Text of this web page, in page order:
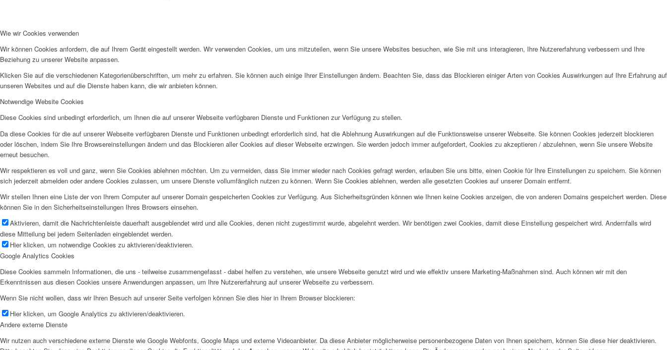
Wie wir Cookies verwenden
Wir können Cookies anfordern, die auf Ihrem Gerät eingestellt werden. Wir verwenden Cookies, um uns mitzuteilen, wenn Sie unsere Websites besuchen, wie Sie mit uns interagieren, Ihre Nutzererfahrung verbessern und Ihre
Beziehung zu unserer Website anpassen.
Klicken Sie auf die verschiedenen Kategorienüberschriften, um mehr zu erfahren. Sie können auch einige Ihrer Einstellungen ändern. Beachten Sie, dass das Blockieren einiger Arten von Cookies Auswirkungen auf Ihre Erfahrung auf
unseren Websites und auf die Dienste haben kann, die wir anbieten können.
Notwendige Website Cookies
Diese Cookies sind unbedingt erforderlich, um Ihnen die auf unserer Webseite verfügbaren Dienste und Funktionen zur Verfügung zu stellen.
Da diese Cookies für die auf unserer Webseite verfügbaren Dienste und Funktionen unbedingt erforderlich sind, hat die Ablehnung Auswirkungen auf die Funktionsweise unserer Webseite. Sie können Cookies jederzeit blockieren
oder löschen, indem Sie Ihre Browsereinstellungen ändern und das Blockieren aller Cookies auf dieser Webseite erzwingen. Sie werden jedoch immer aufgefordert, Cookies zu akzeptieren / abzulehnen, wenn Sie unsere Website
erneut besuchen.
Wir respektieren es voll und ganz, wenn Sie Cookies ablehnen möchten. Um zu vermeiden, dass Sie immer wieder nach Cookies gefragt werden, erlauben Sie uns bitte, einen Cookie für Ihre Einstellungen zu speichern. Sie können
sich jederzeit abmelden oder andere Cookies zulassen, um unsere Dienste vollumfänglich nutzen zu können. Wenn Sie Cookies ablehnen, werden alle gesetzten Cookies auf unserer Domain entfernt.
Wir stellen Ihnen eine Liste der von Ihrem Computer auf unserer Domain gespeicherten Cookies zur Verfügung. Aus Sicherheitsgründen können wie Ihnen keine Cookies anzeigen, die von anderen Domains gespeichert werden. Diese
können Sie in den Sicherheitseinstellungen Ihres Browsers einsehen.
Aktivieren, damit die Nachrichtenleiste dauerhaft ausgeblendet wird und alle Cookies, denen nicht zugestimmt wurde, abgelehnt werden. Wir benötigen zwei Cookies, damit diese Einstellung gespeichert wird. Andernfalls wird
diese Mitteilung bei jedem Seitenladen eingeblendet werden.
Hier klicken, um notwendige Cookies zu aktivieren/deaktivieren.
Google Analytics Cookies
Diese Cookies sammeln Informationen, die uns - teilweise zusammengefasst - dabei helfen zu verstehen, wie unsere Webseite genutzt wird und wie effektiv unsere Marketing-Maßnahmen sind. Auch können wir mit den
Erkenntnissen aus diesen Cookies unsere Anwendungen anpassen, um Ihre Nutzererfahrung auf unserer Webseite zu verbessern.
Wenn Sie nicht wollen, dass wir Ihren Besuch auf unserer Seite verfolgen können Sie dies hier in Ihrem Browser blockieren:
Hier klicken, um Google Analytics zu aktivieren/deaktivieren.
Andere externe Dienste
Wir nutzen auch verschiedene externe Dienste wie Google Webfonts, Google Maps und externe Videoanbieter. Da diese Anbieter möglicherweise personenbezogene Daten von Ihnen speichern, können Sie diese hier deaktivieren.